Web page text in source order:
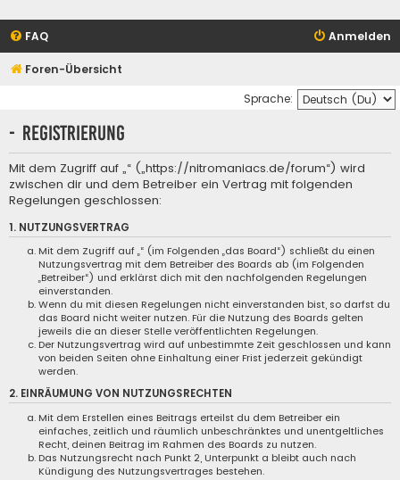
FAQ Anmelden
Foren-Übersicht
Sprache:
- Registrierung
Mit dem Zugriff auf „“ („https://nitromaniacs.de/forum“) wird
zwischen dir und dem Betreiber ein Vertrag mit folgenden
Regelungen geschlossen:
1. NUTZUNGSVERTRAG
Mit dem Zugriff auf „“ (im Folgenden „das Board“) schließt du einen
Nutzungsvertrag mit dem Betreiber des Boards ab (im Folgenden
„Betreiber“) und erklärst dich mit den nachfolgenden Regelungen
einverstanden.
Wenn du mit diesen Regelungen nicht einverstanden bist, so darfst du
das Board nicht weiter nutzen. Für die Nutzung des Boards gelten
jeweils die an dieser Stelle veröffentlichten Regelungen.
Der Nutzungsvertrag wird auf unbestimmte Zeit geschlossen und kann
von beiden Seiten ohne Einhaltung einer Frist jederzeit gekündigt
werden.
2. EINRÄUMUNG VON NUTZUNGSRECHTEN
Mit dem Erstellen eines Beitrags erteilst du dem Betreiber ein
einfaches, zeitlich und räumlich unbeschränktes und unentgeltliches
Recht, deinen Beitrag im Rahmen des Boards zu nutzen.
Das Nutzungsrecht nach Punkt 2, Unterpunkt a bleibt auch nach
Kündigung des Nutzungsvertrages bestehen.